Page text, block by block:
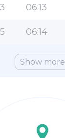
06:13
06:14
Show more